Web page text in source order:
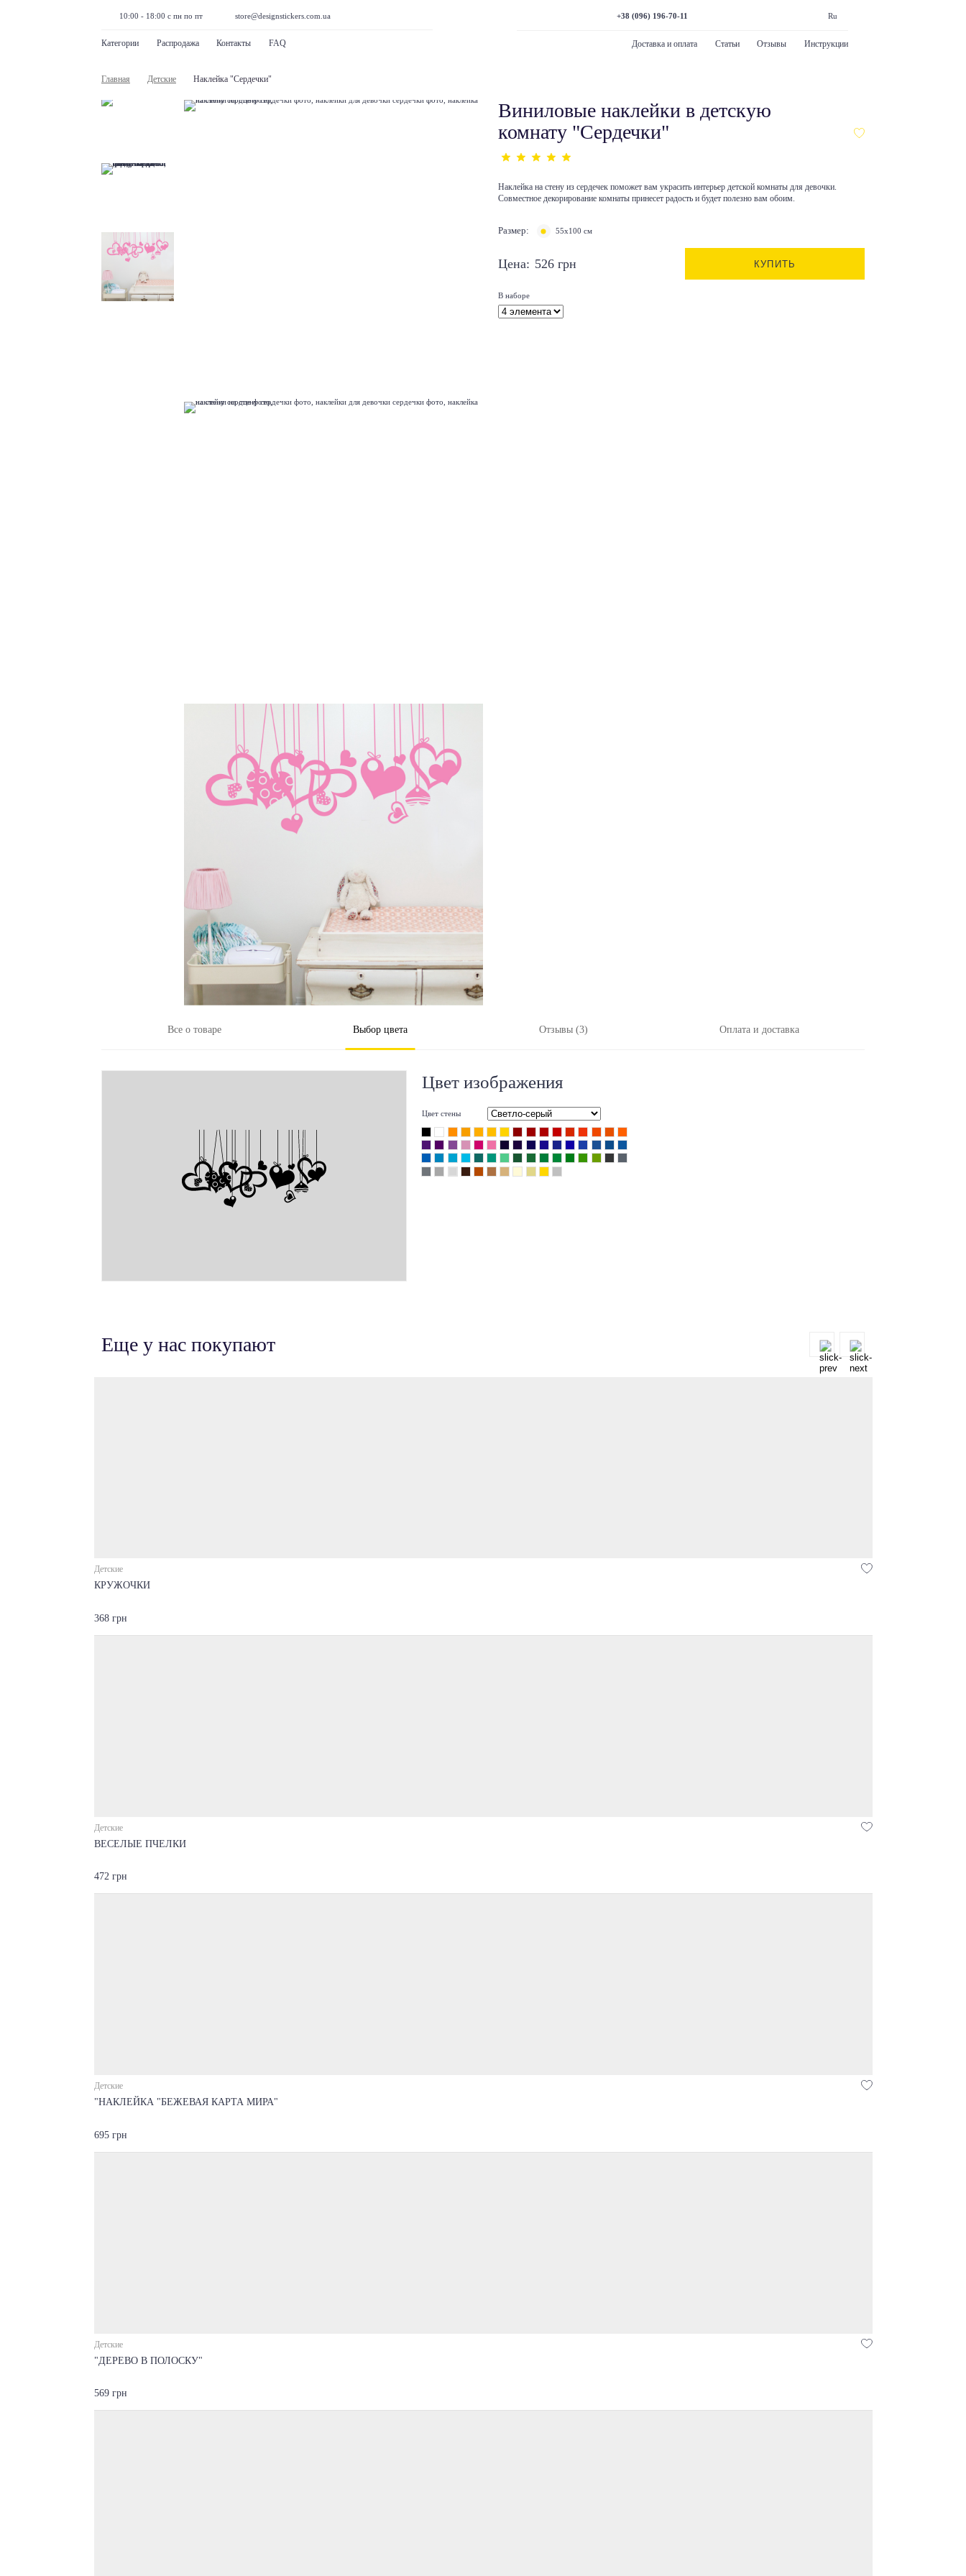
10:00 - 18:00 с пн по пт store@designstickers.com.ua
Категории Распродажа Контакты FAQ
+38 (096) 196-70-11 Ru
Доставка и оплата Статьи Отзывы Инструкции
Главная Детские Наклейка "Сердечки"
Виниловые наклейки в детскую
комнату "Сердечки"
Наклейка на стену из сердечек поможет вам украсить интерьер детской комнаты для девочки.
Совместное декорирование комнаты принесет радость и будет полезно вам обоим.
Размер: 55х100 см
Цена: 526 грн КУПИТЬ
В наборе
Все о товаре Выбор цвета Отзывы (3) Оплата и доставка
Цвет изображения
Цвет стены
Еще у нас покупают
Детские
КРУЖОЧКИ
368 грн
Детские
ВЕСЕЛЫЕ ПЧЕЛКИ
472 грн
Детские
"НАКЛЕЙКА "БЕЖЕВАЯ КАРТА МИРА"
695 грн
Детские
"ДЕРЕВО В ПОЛОСКУ"
569 грн